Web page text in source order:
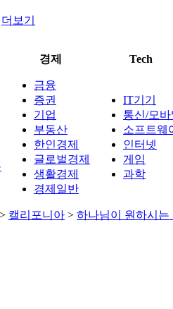
더보기
경제 Tech
금융
증권
기업
부동산
한인경제
글로벌경제
생활경제
경제일반
IT기기
통신/모
소프트웨
인터넷
게임
과학
> 캘리포니아 > 하나님이